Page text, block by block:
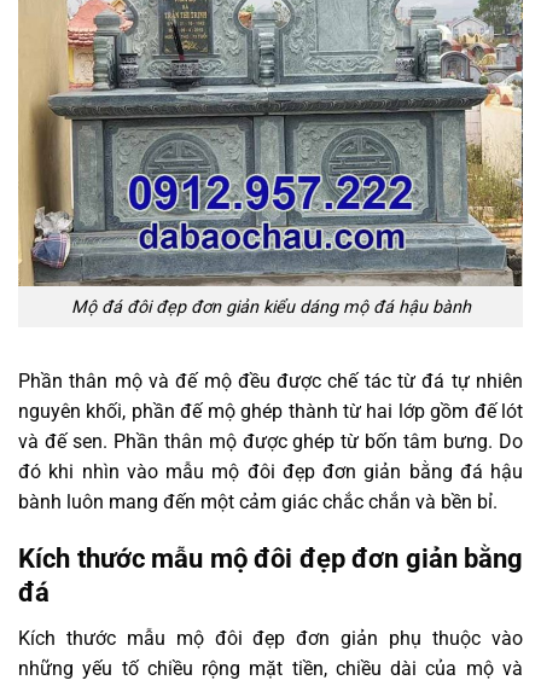
Mộ đá đôi đẹp đơn giản kiểu dáng mộ đá hậu bành
Phần thân mộ và đế mộ đều được chế tác từ đá tự nhiên
nguyên khối, phần đế mộ ghép thành từ hai lớp gồm đế lót
và đế sen. Phần thân mộ được ghép từ bốn tâm bưng. Do
đó khi nhìn vào mẫu mộ đôi đẹp đơn giản bằng đá hậu
bành luôn mang đến một cảm giác chắc chắn và bền bỉ.
Kích thước mẫu mộ đôi đẹp đơn giản bằng
đá
Kích thước mẫu mộ đôi đẹp đơn giản phụ thuộc vào
những yếu tố chiều rộng mặt tiền, chiều dài của mộ và